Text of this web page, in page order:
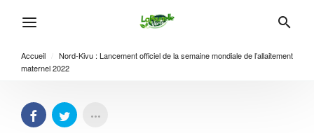
Accueil
Nord-Kivu : Lancement officiel de la semaine mondiale de l’allaitement
maternel 2022